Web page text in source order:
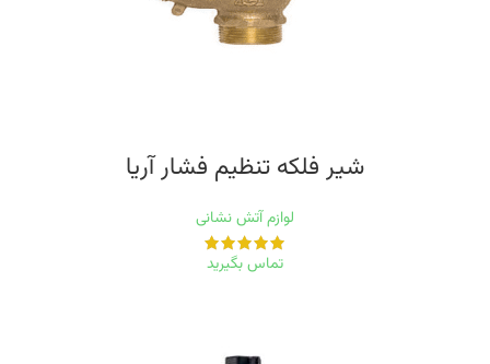
شیر فلکه تنظیم فشار آریا
لوازم آتش نشانی
تماس بگیرید